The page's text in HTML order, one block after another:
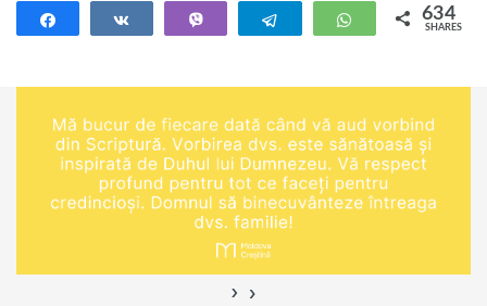
acesta…
Telegram WhatsApp
634
SHARES
‹ ›